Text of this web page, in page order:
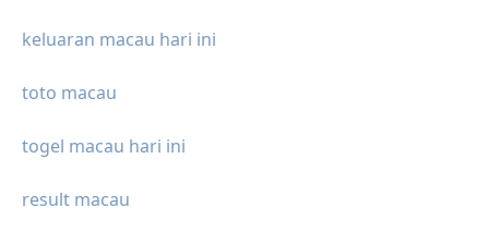
keluaran macau hari ini
toto macau
togel macau hari ini
result macau